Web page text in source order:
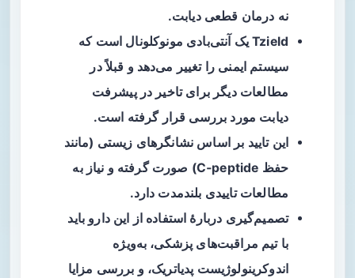
نه درمان قطعی دیابت.
Tzield یک آنتی‌بادی مونوکلونال است که
سیستم ایمنی را تغییر می‌دهد و قبلاً در
مطالعات دیگر برای تاخیر در پیشرفت
دیابت مورد بررسی قرار گرفته است.
این تایید بر اساس نشانگرهای زیستی (مانند
حفظ C‑peptide) صورت گرفته و نیاز به
مطالعات تاییدی بلندمدت دارد.
تصمیم‌گیری دربارهٔ استفاده از این دارو باید
با تیم مراقبت‌های پزشکی، به‌ویژه
اندوکرینولوژیست پدیاتریک، و بررسی مزایا